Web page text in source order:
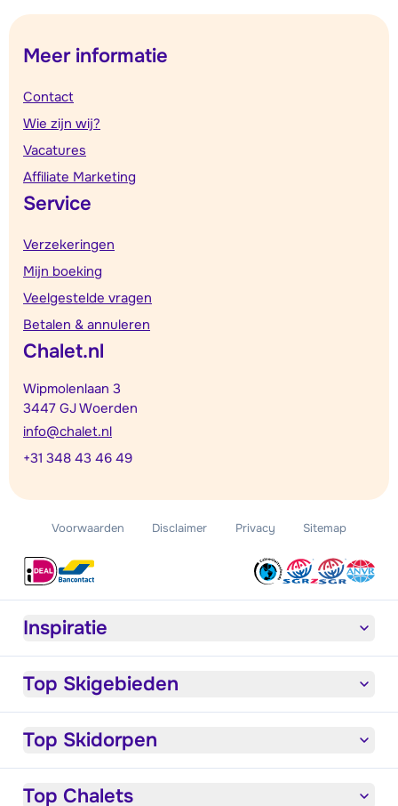
Meer informatie
Contact
Wie zijn wij?
Vacatures
Affiliate Marketing
Service
Verzekeringen
Mijn boeking
Veelgestelde vragen
Betalen & annuleren
Chalet.nl
Wipmolenlaan 3
3447 GJ Woerden
info@chalet.nl
+31 348 43 46 49
Voorwaarden Disclaimer Privacy Sitemap
Inspiratie
Top Skigebieden
Top Skidorpen
Top Chalets